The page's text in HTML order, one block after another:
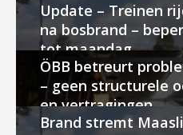
Update – Treinen
na bosbrand –
tot maandag
ÖBB betreurt
– geen structurele
en vertragingen
Brand stremt